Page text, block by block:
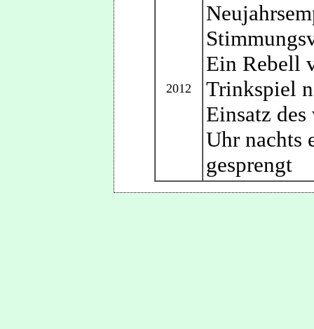
2012
Ein Rebell
Trinkspiel
Einsatz
Uhr nachts
gesprengt